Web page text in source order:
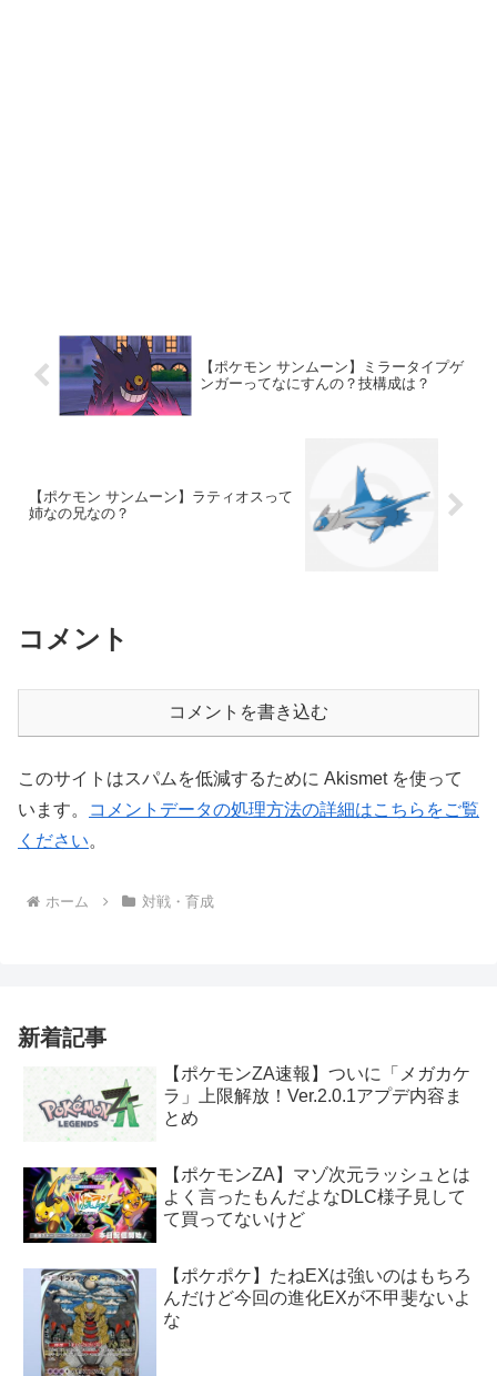
【ポケモン サンムーン】ミラータイプゲ
ンガーってなにすんの？技構成は？
【ポケモン サンムーン】ラティオスって
姉なの兄なの？
コメント
コメントを書き込む
このサイトはスパムを低減するために Akismet を使って
います。
コメントデータの処理方法の詳細はこちらをご覧
ください。
ホーム 対戦・育成
新着記事
【ポケモンZA速報】ついに「メガカケ
ラ」上限解放！Ver.2.0.1アプデ内容ま
とめ
【ポケモンZA】マゾ次元ラッシュとは
よく言ったもんだよなDLC様子見して
て買ってないけど
【ポケポケ】たねEXは強いのはもちろ
んだけど今回の進化EXが不甲斐ないよ
な